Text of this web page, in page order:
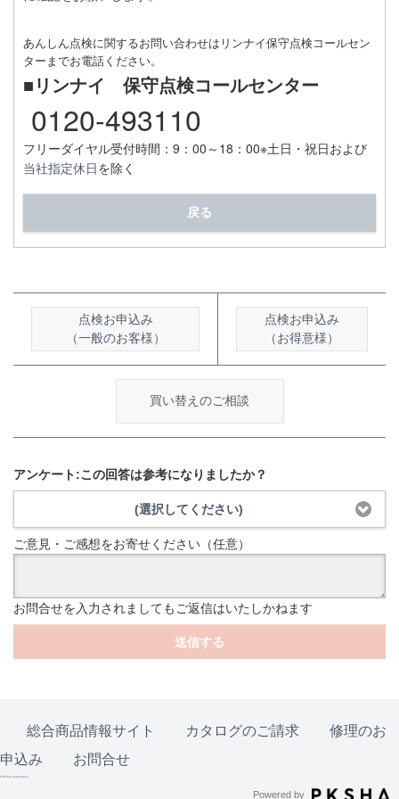
あんしん点検に関するお問い合わせはリンナイ保守点検コールセン
ターまでお電話ください。
■リンナイ 保守点検コールセンター
0120-493110
フリーダイヤル受付時間：9：00～18：00※土日・祝日および
当社指定休日を除く
戻る
点検お申込み
（一般のお客様）
点検お申込み
（お得意様）
買い替えのご相談
アンケート:この回答は参考になりましたか？
(選択してください)
ご意見・ご感想をお寄せください（任意）
お問合せを入力されましてもご返信はいたしかねます
送信する
総合商品情報サイト カタログのご請求
修理のお
申込み
お問合せ
© Rinnai Corporation.
Powered by